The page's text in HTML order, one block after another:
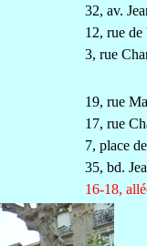
32, av.
12, rue de
3, rue
19, rue
17, rue
7, place
35, bd.
16-18,